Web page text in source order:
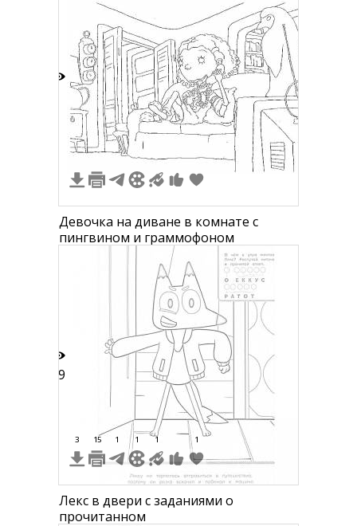
Девочка на диване в комнате с
пингвином и граммофоном
39
3 15 1 1 1 1
Лекс в двери с заданиями о
прочитанном